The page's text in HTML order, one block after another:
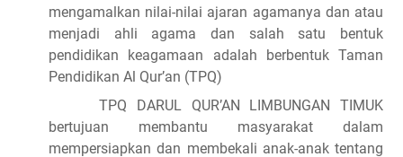
mengamalkan nilai-nilai ajaran agamanya dan atau
menjadi ahli agama dan salah satu bentuk
pendidikan keagamaan adalah berbentuk Taman
Pendidikan Al Qur’an (TPQ)
TPQ DARUL QUR’AN LIMBUNGAN TIMUK
bertujuan membantu masyarakat dalam
mempersiapkan dan membekali anak-anak tentang